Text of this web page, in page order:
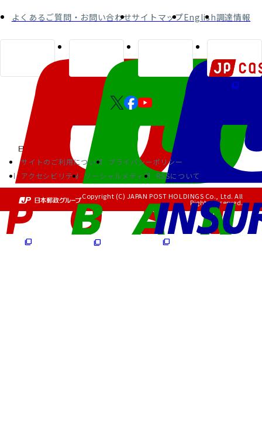
よくあるご質問・お問い合わせサイトマップEnglish調達情報
サイトのご利用について
プライバシーポリシー
アクセシビリティ
ソーシャルメディア RSSについて
Copyright (C) JAPAN POST HOLDINGS Co., Ltd. All
Rights Reserved.